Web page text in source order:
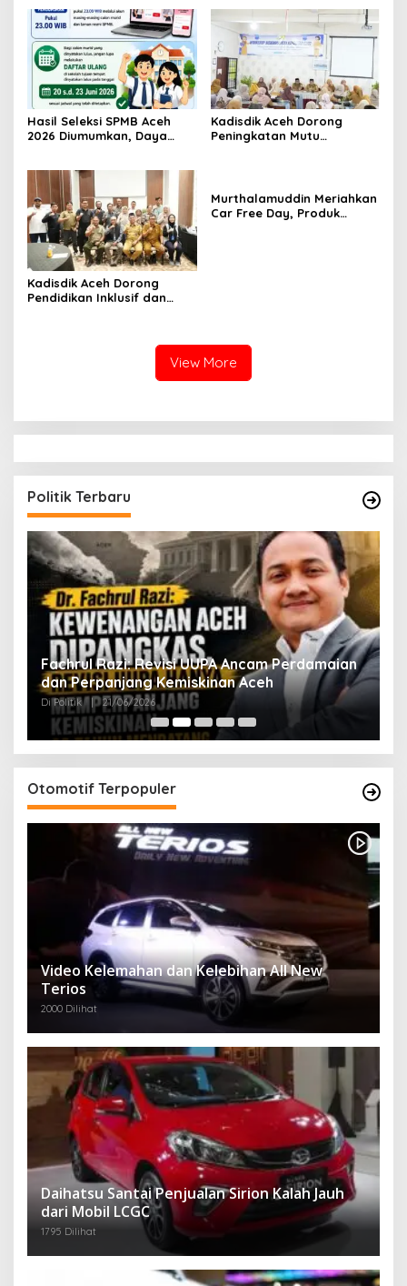
Aceh
Bermutu
Hasil Seleksi SPMB Aceh
2026 Diumumkan, Daya
Kadisdik Aceh Dorong
Peningkatan Mutu
Kadisdik Aceh Dorong
Pendidikan Inklusif dan
Murthalamuddin Meriahkan
Car Free Day, Produk
View More
Politik Terbaru
Fachrul Razi: Revisi UUPA Ancam Perdamaian
dan Perpanjang Kemiskinan Aceh
Di Politik 21/06/2026
Otomotif Terpopuler
Video Kelemahan dan Kelebihan All New
Terios
2000 Dilihat
Daihatsu Santai Penjualan Sirion Kalah Jauh
dari Mobil LCGC
1795 Dilihat